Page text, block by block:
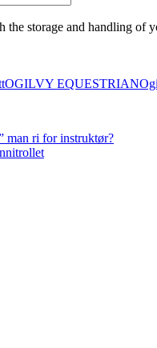
storage and handling of
OGILVY EQUESTRIAN
man ri for instruktør?